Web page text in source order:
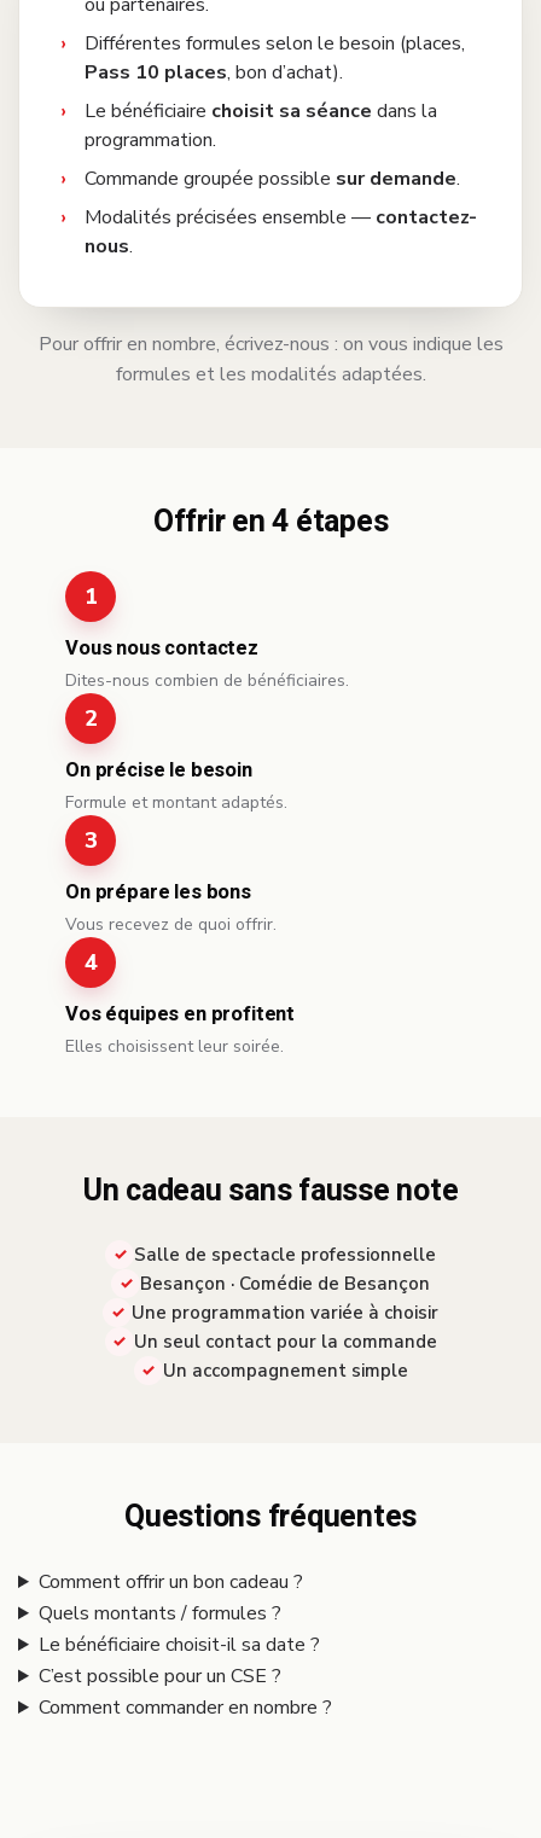
Différentes formules selon le besoin (places,
Pass 10 places, bon d’achat).
Le bénéficiaire choisit sa séance dans la
programmation.
Commande groupée possible sur demande.
Modalités précisées ensemble — contactez-
nous.
Pour offrir en nombre, écrivez-nous : on vous indique les
formules et les modalités adaptées.
Offrir en 4 étapes
Vous nous contactez
Dites-nous combien de bénéficiaires.
On précise le besoin
Formule et montant adaptés.
On prépare les bons
Vous recevez de quoi offrir.
Vos équipes en profitent
Elles choisissent leur soirée.
Un cadeau sans fausse note
Salle de spectacle professionnelle
Besançon · Comédie de Besançon
Une programmation variée à choisir
Un seul contact pour la commande
Un accompagnement simple
Questions fréquentes
Comment offrir un bon cadeau ?
Quels montants / formules ?
Le bénéficiaire choisit-il sa date ?
C’est possible pour un CSE ?
Comment commander en nombre ?